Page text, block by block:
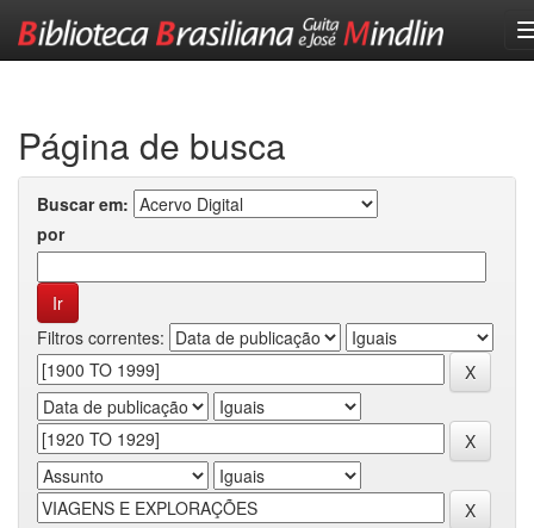
Página de busca
Buscar em:
por
Filtros correntes: